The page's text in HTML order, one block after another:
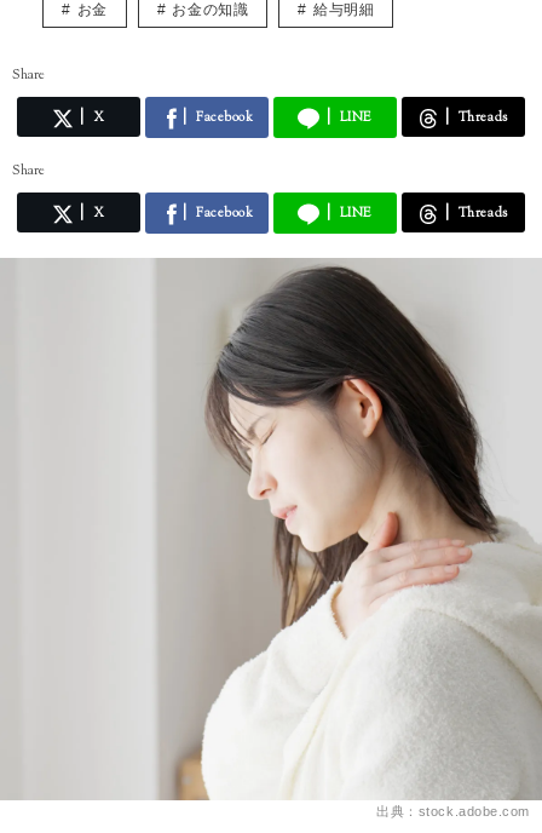
お金 お金の知識 給与明細
Share
X Facebook LINE Threads
Share
X Facebook LINE Threads
出典：stock.adobe.com